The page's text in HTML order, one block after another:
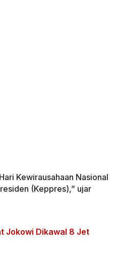
Kewirausahaan Nasional
(Keppres),” ujar
Jokowi Dikawal 8 Jet